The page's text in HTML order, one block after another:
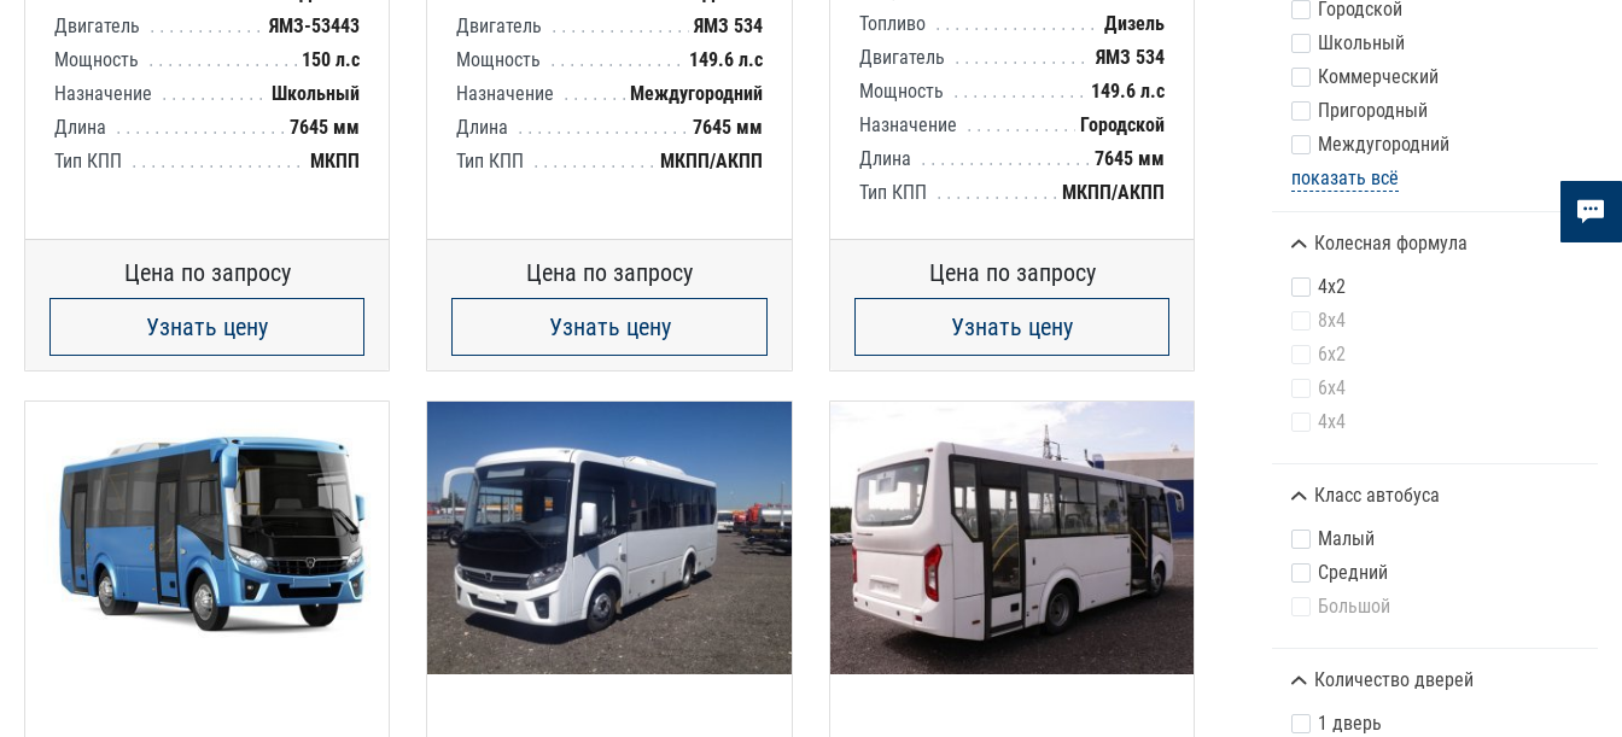
Городской
Школьный
Коммерческий
Пригородный
Междугородний
показать всё
Колесная формула
4х2
8х4
6х2
6х4
4х4
Класс автобуса
Малый
Средний
Большой
Количество дверей
1 дверь
Двигатель
ЯМЗ-53443
Мощность
150 л.с
Назначение
Школьный
Длина
7645 мм
Тип КПП
МКПП
Цена по запросу
Узнать цену
Двигатель
ЯМЗ 534
Мощность
149.6 л.с
Назначение
Междугородний
Длина
7645 мм
Тип КПП
МКПП/АКПП
Цена по запросу
Узнать цену
Топливо
Дизель
Двигатель
ЯМЗ 534
Мощность
149.6 л.с
Назначение
Городской
Длина
7645 мм
Тип КПП
МКПП/АКПП
Цена по запросу
Узнать цену